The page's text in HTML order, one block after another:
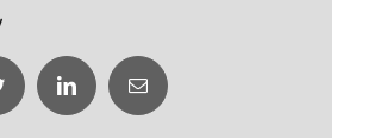
Twitter LinkedInEmail